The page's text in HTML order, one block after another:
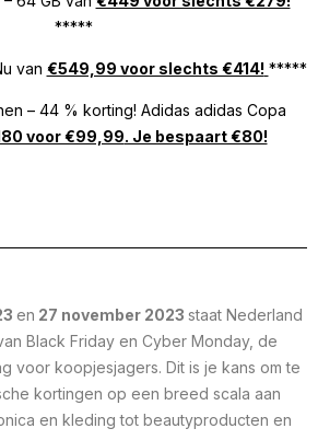
*****
van €549,99 voor slechts €414! *****
– 44 % korting! Adidas adidas Copa
voor €99,99. Je bespaart €80!
en 27 november 2023 staat Nederland
Black Friday en Cyber Monday, de
voor koopjesjagers. Dit is je kans om te
kortingen op een breed scala aan
en kleding tot beautyproducten en